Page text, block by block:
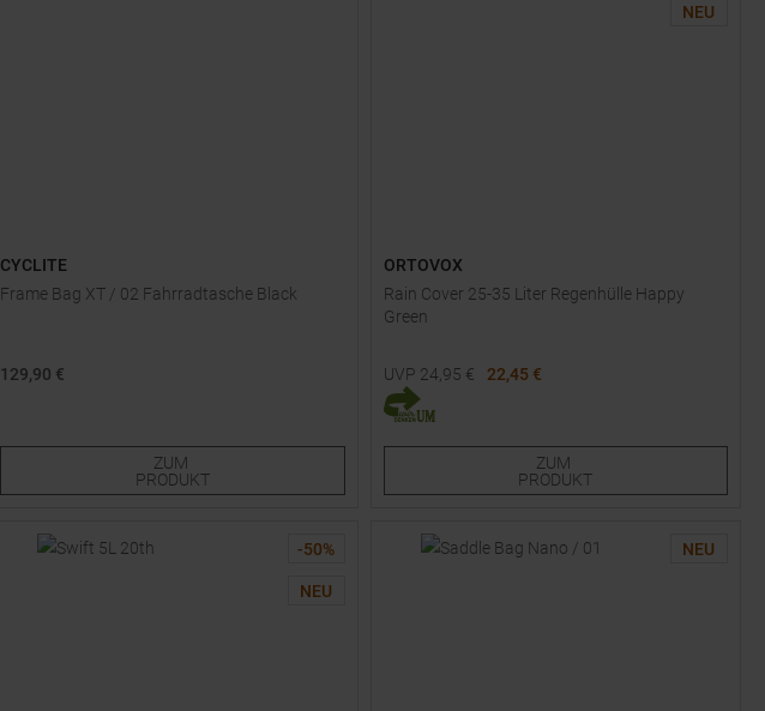
CYCLITE
Frame Bag XT / 02 Fahrradtasche Black
129,90 €
ZUM
PRODUKT
NEU
ORTOVOX
Rain Cover 25-35 Liter Regenhülle Happy
Green
UVP 24,95 €
22,45 €
Verfügbare Größen:
ZUM
PRODUKT
-50%
NEU
NEU